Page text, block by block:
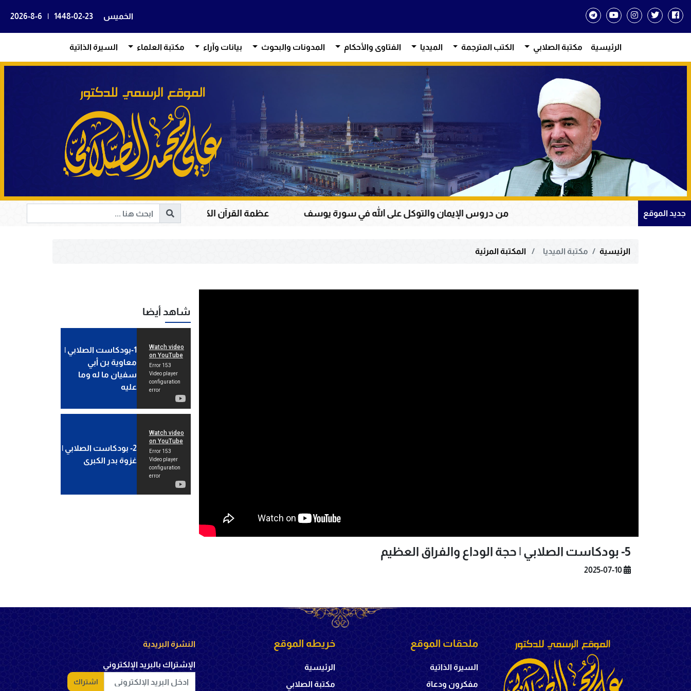
الخميس 1448-02-23
|
2026-8-6
الرئيسية مكتبة الصلابي الكتب المترجمة الميديا الفتاوى والأحكام المدونات والبحوث بيانات وآراء مكتبة العلماء السيرة الذاتية
جديد الموقع من دروس الإيمان والتوكل على الله في سورة يوسف عظمة القرآن الكريم في هداية القلوب وإصلاح المجتمعات وقيادة الإنسانية إلى
الرئيسية مكتبة الميديا المكتبة المرئية
5- بودكاست الصلابي | حجة الوداع والفراق العظيم
2025-07-10
شاهد أيضا
1-بودكاست الصلابي |
معاوية بن أبي
سفيان ما له وما
عليه
2- بودكاست الصلابي |
غزوة بدر الكبرى
ملحقات الموقع
السيرة الذاتية
مفكرون ودعاة
خريطه الموقع
الرئيسية
مكتبة الصلابي
النشرة البريدية
الإشتراك بالبريد الإلكتروني
اشتراك